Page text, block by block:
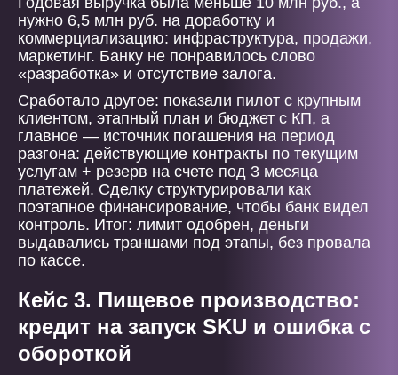
нужно 6,5 млн руб. на доработку и
коммерциализацию: инфраструктура, продажи,
маркетинг. Банку не понравилось слово
«разработка» и отсутствие залога.
Сработало другое: показали пилот с крупным
клиентом, этапный план и бюджет с КП, а
главное — источник погашения на период
разгона: действующие контракты по текущим
услугам + резерв на счете под 3 месяца
платежей. Сделку структурировали как
поэтапное финансирование, чтобы банк видел
контроль. Итог: лимит одобрен, деньги
выдавались траншами под этапы, без провала
по кассе.
Кейс 3. Пищевое производство:
кредит на запуск SKU и ошибка с
обороткой